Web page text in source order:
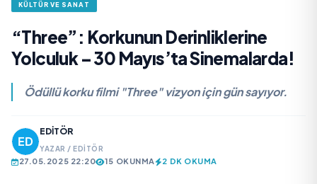
KÜLTÜR VE SANAT
“Three”: Korkunun Derinliklerine
Yolculuk – 30 Mayıs’ta Sinemalarda!
Ödüllü korku filmi "Three" vizyon için gün sayıyor.
EDITÖR
YAZAR / EDITÖR
27.05.2025 22:20 15 OKUNMA 2 DK OKUMA